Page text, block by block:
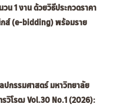
น 1 งาน ด้วยวิธีประกวดราคา
กส์ (e-bidding) พร้อมราย
ปกรรมศาสตร์ มหาวิทยาลัย
วิโรฒ Vol.30 No.1 (2026):